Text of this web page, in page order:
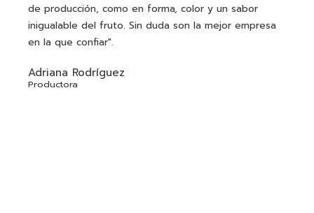
de producción, como en forma, color y un sabor
inigualable del fruto. Sin duda son la mejor empresa
en la que confiar".
Adriana Rodríguez
Productora